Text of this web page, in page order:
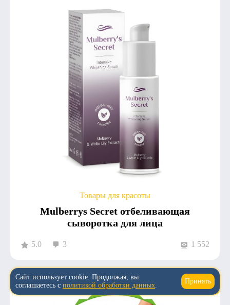
Товары для красоты
Mulberrys Secret отбеливающая
сыворотка для лица
5.0 3 1 552
↑
Сайт использует cookie. Продолжая, вы
соглашаетесь с политикой обработки данных.
Принять